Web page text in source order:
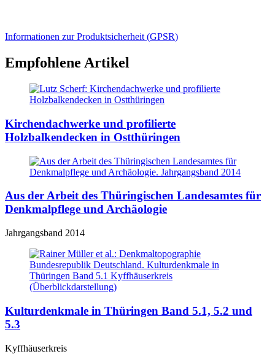
Informationen zur Produktsicherheit (GPSR)
Empfohlene Artikel
Kirchendachwerke und profilierte
Holzbalkendecken in Ostthüringen
Aus der Arbeit des Thüringischen Landesamtes für
Denkmalpflege und Archäologie
Jahrgangsband 2014
Kulturdenkmale in Thüringen Band 5.1, 5.2 und
5.3
Kyffhäuserkreis